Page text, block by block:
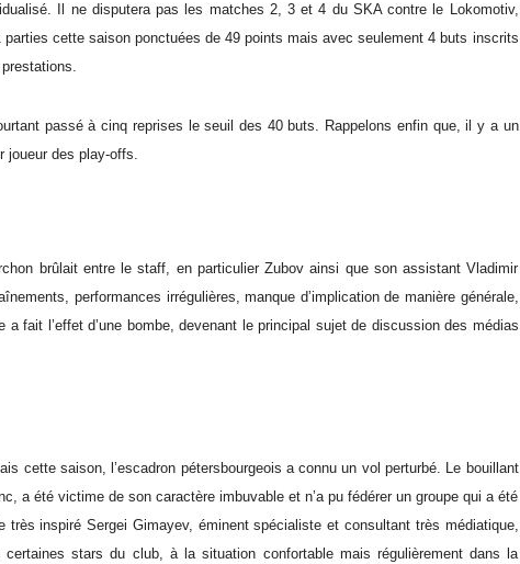
Il ne disputera pas les matches 2, 3 et 4 du SKA contre le Lokomotiv,
parties cette saison ponctuées de 49 points mais avec seulement 4 buts inscrits
passé à cinq reprises le seuil des 40 buts. Rappelons enfin que, il y a un
joueur des play-offs.
brûlait entre le staff, en particulier Zubov ainsi que son assistant Vladimir
performances irrégulières, manque d’implication de manière générale,
fait l’effet d’une bombe, devenant le principal sujet de discussion des médias
cette saison, l’escadron pétersbourgeois a connu un vol perturbé. Le bouillant
a été victime de son caractère imbuvable et n’a pu fédérer un groupe qui a été
très inspiré Sergei Gimayev, éminent spécialiste et consultant très médiatique,
stars du club, à la situation confortable mais régulièrement dans la